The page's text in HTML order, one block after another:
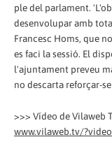
ple del parlament.
desenvolupar amb
Francesc Homs, que
es faci la sessió. El
l'ajuntament preveu
no descarta reforçar-
>>> Vídeo de Vilaweb
www.vilaweb.tv/